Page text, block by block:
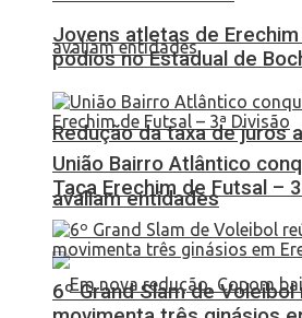
Redução da taxa de juros
avaliam entidades
Jovens atletas de
pódios no Estadual de
União Bairro Atlântico
Taça Erechim de Futsal –
6º Grand Slam de